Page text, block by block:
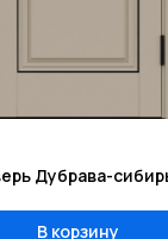
Дубрава-
В корзину